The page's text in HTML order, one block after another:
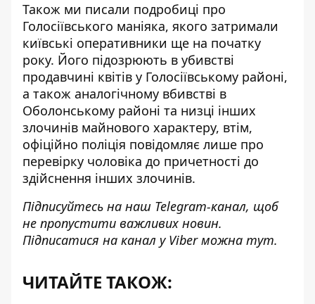
Також ми писали подробиці про
Голосіївського маніяка, якого затримали
київські оперативники ще на початку
року. Його підозрюють в убивстві
продавчині квітів у Голосіївському районі,
а також аналогічному вбивстві в
Оболонському районі та низці інших
злочинів майнового характеру, втім,
офіційно поліція повідомляє лише про
перевірку чоловіка до причетності до
здійснення інших злочинів.
Підписуйтесь на наш Telegram-канал, щоб
не пропустити важливих новин.
Підписатися на канал у Viber можна тут.
ЧИТАЙТЕ ТАКОЖ: